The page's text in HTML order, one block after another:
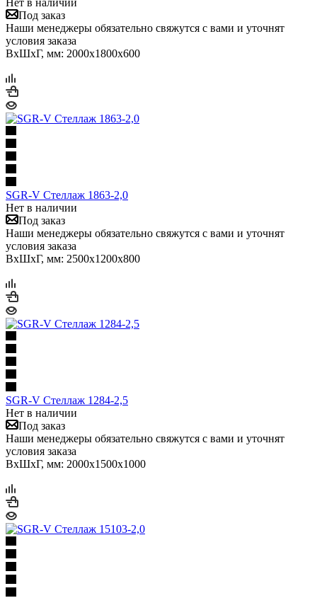
Под заказ
Наши менеджеры обязательно свяжутся с вами и уточнят
условия заказа
ВхШхГ, мм: 2000x1800x600
SGR-V Стеллаж 1863-2,0
Нет в наличии
Под заказ
Наши менеджеры обязательно свяжутся с вами и уточнят
условия заказа
ВхШхГ, мм: 2500x1200x800
SGR-V Стеллаж 1284-2,5
Нет в наличии
Под заказ
Наши менеджеры обязательно свяжутся с вами и уточнят
условия заказа
ВхШхГ, мм: 2000x1500x1000